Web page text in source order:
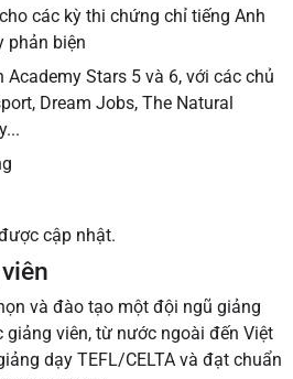
các kỳ thi chứng chỉ tiếng Anh
phản biện
Stars 5 và 6, với các chủ
Dream Jobs, The Natural
cập nhật.
và đào tạo một đội ngũ giảng
giảng viên, từ nước ngoài đến Việt
dạy TEFL/CELTA và đạt chuẩn